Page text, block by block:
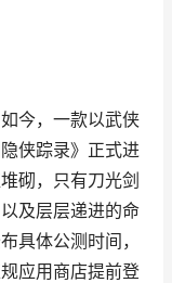
今，一款以武侠
侠踪录》正式进
砌，只有刀光剑
及层层递进的命
具体公测时间，
应用商店提前登